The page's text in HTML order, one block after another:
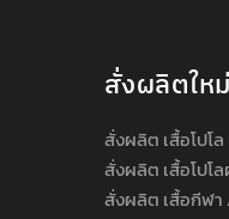
สั่งผลิตใหม่
สั่งผลิต เสื้อโปโ
สั่งผลิต เสื้อโปโ
สั่งผลิต เสื้อกีฬ